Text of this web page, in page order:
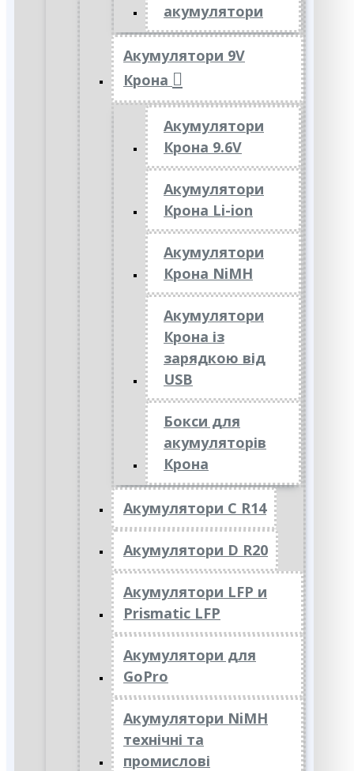
акумулятори
Акумулятори 9V
Крона
Акумулятори
Крона 9.6V
Акумулятори
Крона Li-ion
Акумулятори
Крона NiMH
Акумулятори
Крона із
зарядкою від
USB
Бокси для
акумуляторів
Крона
Акумулятори C R14
Акумулятори D R20
Акумулятори LFP и
Prismatic LFP
Акумулятори для
GoPro
Акумулятори NiMH
технічні та
промислові